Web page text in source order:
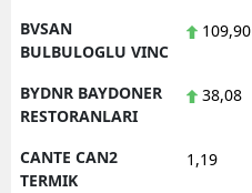
BVSAN
BULBULOGLU VINC
109,90
BYDNR BAYDONER
RESTORANLARI
38,08
CANTE CAN2
TERMIK
1,19